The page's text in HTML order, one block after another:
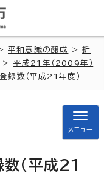
平和意識の醸成 >折
> 平成21年（2009年）
録数（平成21年度）
メニュー
（平成21